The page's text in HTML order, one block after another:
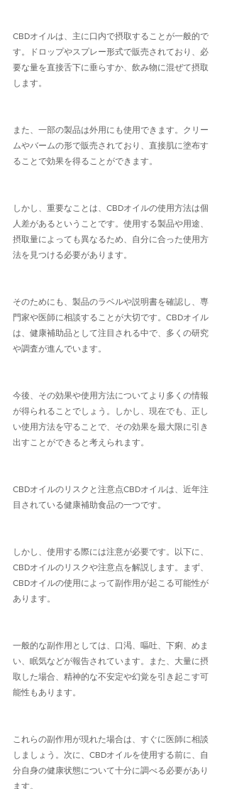
CBDオイルは、主に口内で摂取することが一般的で
す。ドロップやスプレー形式で販売されており、必
要な量を直接舌下に垂らすか、飲み物に混ぜて摂取
します。
また、一部の製品は外用にも使用できます。クリー
ムやバームの形で販売されており、直接肌に塗布す
ることで効果を得ることができます。
しかし、重要なことは、CBDオイルの使用方法は個
人差があるということです。使用する製品や用途、
摂取量によっても異なるため、自分に合った使用方
法を見つける必要があります。
そのためにも、製品のラベルや説明書を確認し、専
門家や医師に相談することが大切です。CBDオイル
は、健康補助品として注目される中で、多くの研究
や調査が進んでいます。
今後、その効果や使用方法についてより多くの情報
が得られることでしょう。しかし、現在でも、正し
い使用方法を守ることで、その効果を最大限に引き
出すことができると考えられます。
CBDオイルのリスクと注意点CBDオイルは、近年注
目されている健康補助食品の一つです。
しかし、使用する際には注意が必要です。以下に、
CBDオイルのリスクや注意点を解説します。まず、
CBDオイルの使用によって副作用が起こる可能性が
あります。
一般的な副作用としては、口渇、嘔吐、下痢、めま
い、眠気などが報告されています。また、大量に摂
取した場合、精神的な不安定や幻覚を引き起こす可
能性もあります。
これらの副作用が現れた場合は、すぐに医師に相談
しましょう。次に、CBDオイルを使用する前に、自
分自身の健康状態について十分に調べる必要があり
ます。